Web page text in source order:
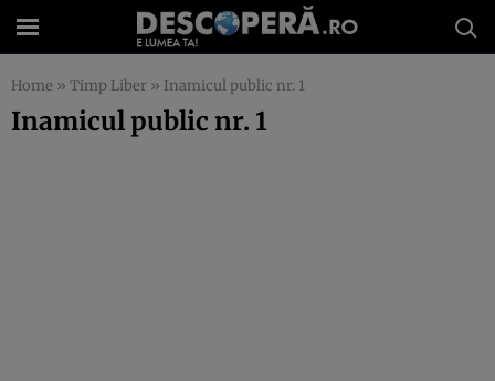
Home » Timp Liber » Inamicul public nr. 1
Inamicul public nr. 1